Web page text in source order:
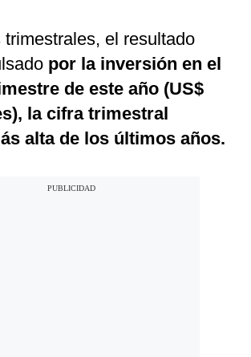
trimestrales, el resultado
por la inversión en el
de este año (US$
la cifra trimestral
alta de los últimos años.